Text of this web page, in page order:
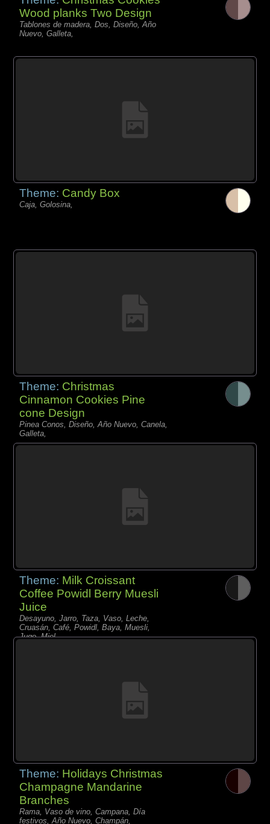
Wood planks Two Design
Tablones de madera, Dos, Diseño, Año
Nuevo, Galleta,
Theme: Candy Box
Caja, Golosina,
Theme: Christmas
Cinnamon Cookies Pine
cone Design
Pinea Conos, Diseño, Año Nuevo, Canela,
Galleta,
Theme: Milk Croissant
Coffee Powidl Berry Muesli
Juice
Desayuno, Jarro, Taza, Vaso, Leche,
Cruasán, Café, Powidl, Baya, Muesli,
Jugo, Miel,
Theme: Holidays Christmas
Champagne Mandarine
Branches
Rama, Vaso de vino, Campana, Día
festivos, Año Nuevo, Champán,